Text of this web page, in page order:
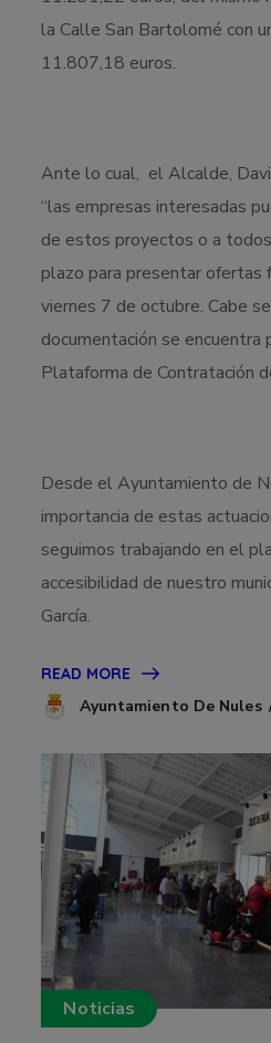
la Calle San Bartolomé con
11.807,18 euros.
Ante lo cual, el Alcalde,
“las empresas interesadas
de estos proyectos o a
plazo para presentar ofertas
viernes 7 de octubre. Cabe
documentación se encuentra
Plataforma de Contratación
Desde el Ayuntamiento de
importancia de estas
seguimos trabajando en el
accesibilidad de nuestro
García.
READ MORE
Ayuntamiento De Nules
Noticias